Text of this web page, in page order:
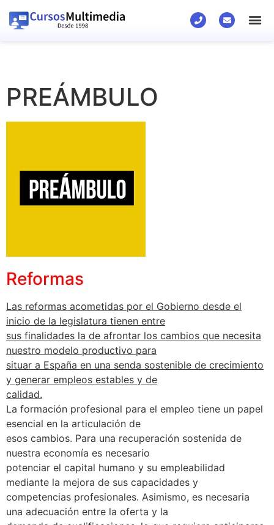
PREÁMBULO
Reformas
Las reformas acometidas por el Gobierno desde el
inicio de la legislatura tienen entre
sus finalidades la de afrontar los cambios que necesita
nuestro modelo productivo para
situar a España en una senda sostenible de crecimiento
y generar empleos estables y de
calidad.
La formación profesional para el empleo tiene un papel
esencial en la articulación de
esos cambios. Para una recuperación sostenida de
nuestra economía es necesario
potenciar el capital humano y su empleabilidad
mediante la mejora de sus capacidades y
competencias profesionales. Asimismo, es necesaria
una adecuación entre la oferta y la